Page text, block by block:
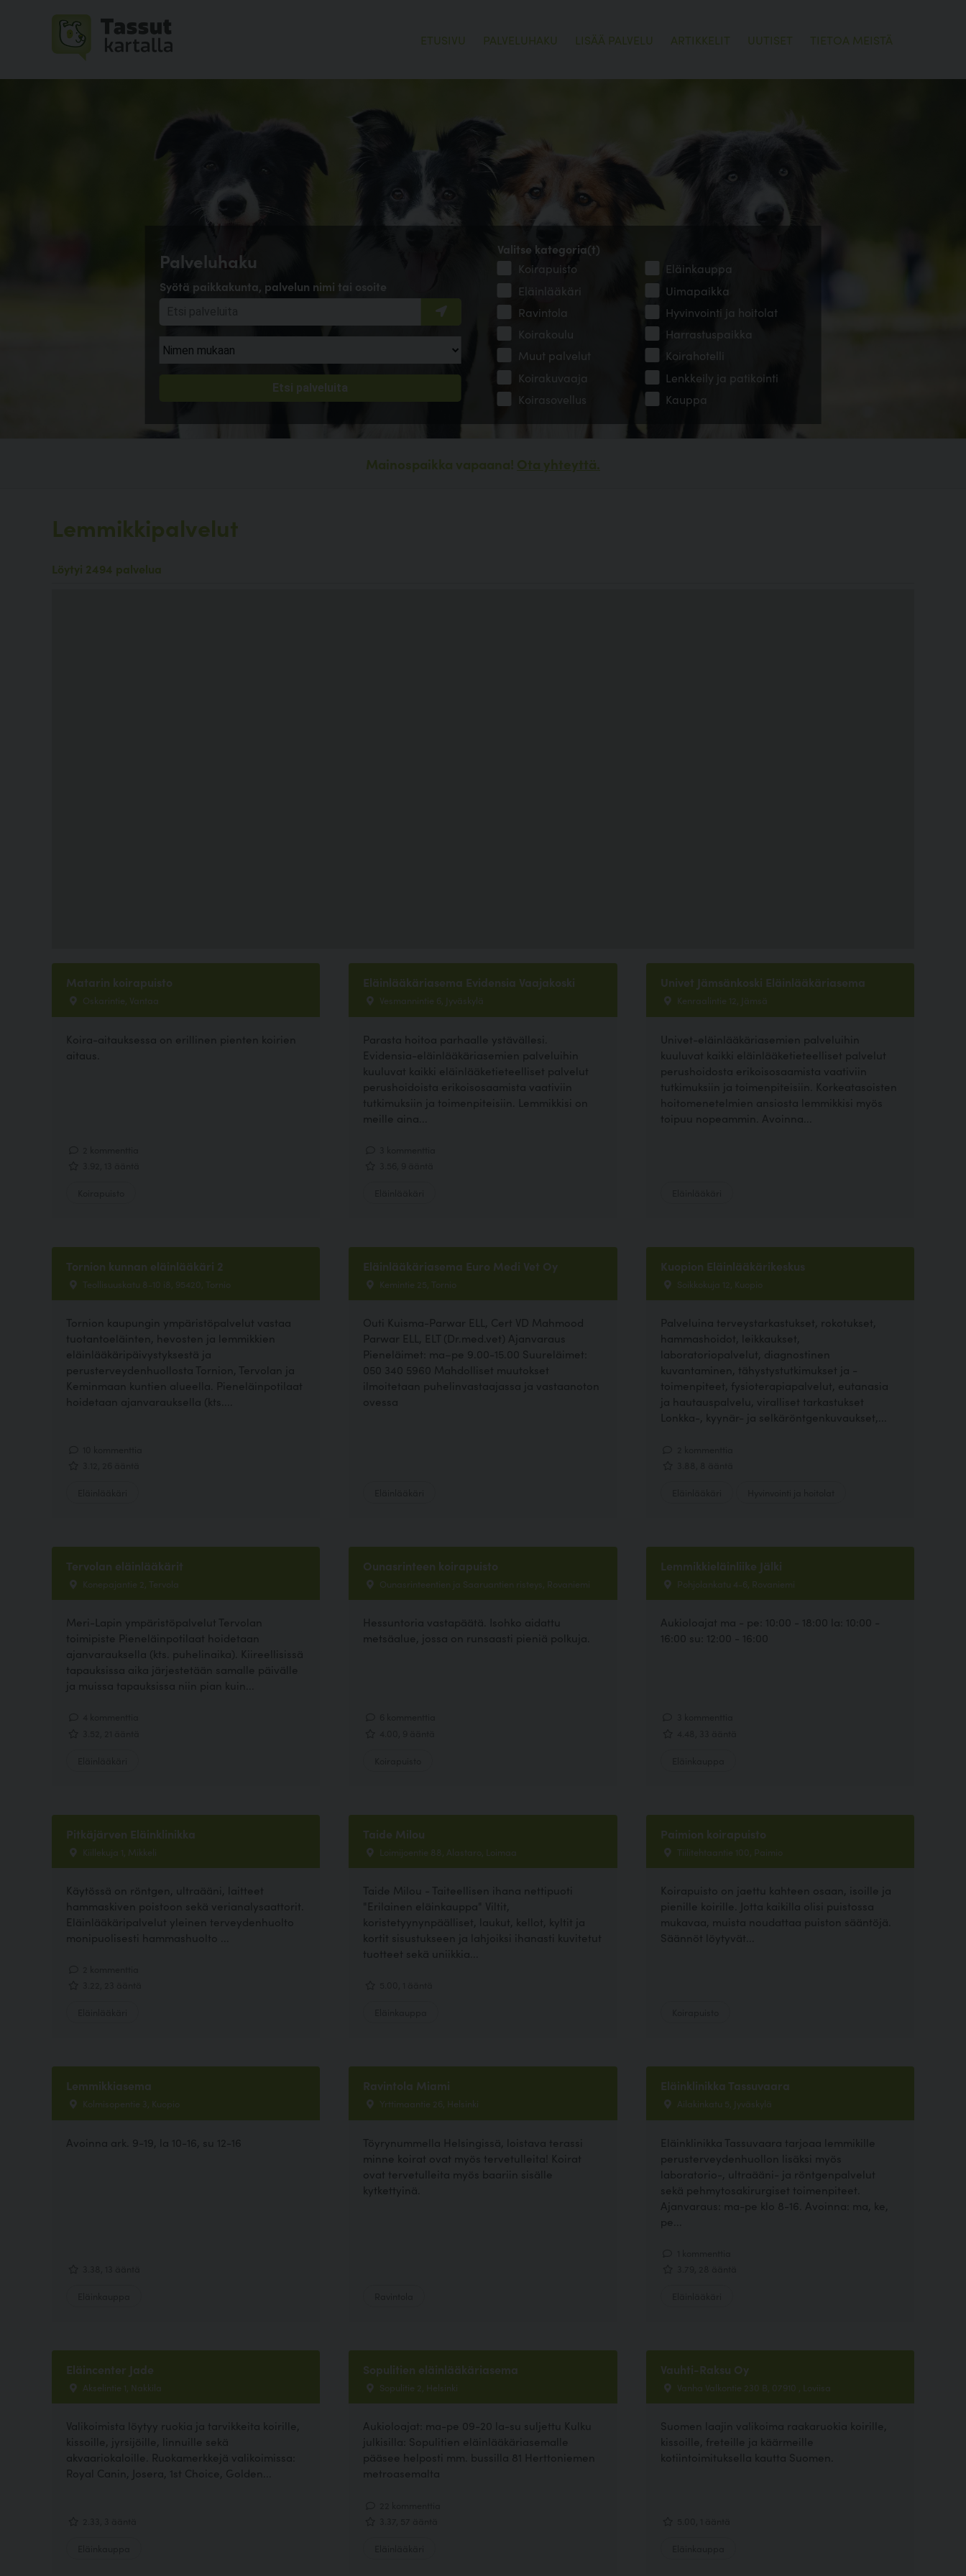
ETUSIVU PALVELUHAKU LISÄÄ PALVELU ARTIKKELIT UUTISET TIETOA MEISTÄ
Palveluhaku
Syötä paikkakunta, palvelun nimi tai osoite
Valitse kategoria(t)
Koirapuisto
Eläinkauppa
Eläinlääkäri
Uimapaikka
Ravintola
Hyvinvointi ja hoitolat
Koirakoulu
Harrastuspaikka
Muut palvelut
Koirahotelli
Koirakuvaaja
Lenkkeily ja patikointi
Koirasovellus
Kauppa
Mainospaikka vapaana! Ota yhteyttä.
Lemmikkipalvelut
Löytyi 2494 palvelua
Matarin koirapuisto
Oskarintie, Vantaa
Koira-aitauksessa on erillinen pienten koirien
aitaus.
Eläinlääkäriasema Evidensia Vaajakoski
Vesmannintie 6, Jyväskylä
Parasta hoitoa parhaalle ystävällesi.
Evidensia-eläinlääkäriasemien palveluihin
kuuluvat kaikki eläinlääketieteelliset palvelut
perushoidoista erikoisosaamista vaativiin
tutkimuksiin ja toimenpiteisiin. Lemmikkisi on
meille aina...
Univet Jämsänkoski Eläinlääkäriasema
Kenraalintie 12, Jämsä
Univet-eläinlääkäriasemien palveluihin
kuuluvat kaikki eläinlääketieteelliset palvelut
perushoidosta erikoisosaamista vaativiin
tutkimuksiin ja toimenpiteisiin. Korkeatasoisten
hoitomenetelmien ansiosta lemmikkisi myös
toipuu nopeammin. Avoinna...
Tornion kunnan eläinlääkäri 2
Teollisuuskatu 8-10 i8, 95420, Tornio
Tornion kaupungin ympäristöpalvelut vastaa
tuotantoeläinten, hevosten ja lemmikkien
eläinlääkäripäivystyksestä ja
perusterveydenhuollosta Tornion, Tervolan ja
Keminmaan kuntien alueella. Pieneläinpotilaat
hoidetaan ajanvarauksella (kts....
Eläinlääkäriasema Euro Medi Vet Oy
Kemintie 25, Tornio
Outi Kuisma-Parwar ELL, Cert VD Mahmood
Parwar ELL, ELT (Dr.med.vet) Ajanvaraus
Pieneläimet: ma–pe 9.00-15.00 Suureläimet:
050 340 5960 Mahdolliset muutokset
ilmoitetaan puhelinvastaajassa ja vastaanoton
ovessa
Kuopion Eläinlääkärikeskus
Soikkokuja 12, Kuopio
Palveluina terveystarkastukset, rokotukset,
hammashoidot, leikkaukset,
laboratoriopalvelut, diagnostinen
kuvantaminen, tähystystutkimukset ja -
toimenpiteet, fysioterapiapalvelut, eutanasia
ja hautauspalvelu, viralliset tarkastukset
Lonkka-, kyynär- ja selkäröntgenkuvaukset,...
Tervolan eläinlääkärit
Konepajantie 2, Tervola
Meri-Lapin ympäristöpalvelut Tervolan
toimipiste Pieneläinpotilaat hoidetaan
ajanvarauksella (kts. puhelinaika). Kiireellisissä
tapauksissa aika järjestetään samalle päivälle
ja muissa tapauksissa niin pian kuin...
Ounasrinteen koirapuisto
Ounasrinteentien ja Saaruantien risteys, Rovaniemi
Hessuntoria vastapäätä. Isohko aidattu
metsäalue, jossa on runsaasti pieniä polkuja.
Lemmikkieläinliike Jälki
Pohjolankatu 4-6, Rovaniemi
Aukioloajat ma - pe: 10:00 - 18:00 la: 10:00 -
16:00 su: 12:00 - 16:00
Pitkäjärven Eläinklinikka
Kiillekuja 1, Mikkeli
Käytössä on röntgen, ultraääni, laitteet
hammaskiven poistoon sekä verianalysaattorit.
Eläinlääkäripalvelut yleinen terveydenhuolto
monipuolisesti hammashuolto ...
Taide Milou
Loimijoentie 88, Alastaro, Loimaa
Taide Milou - Taiteellisen ihana nettipuoti
"Erilainen eläinkauppa" Viltit,
koristetyynynpäälliset, laukut, kellot, kyltit ja
kortit sisustukseen ja lahjoiksi ihanasti kuvitetut
tuotteet sekä uniikkia...
Paimion koirapuisto
Tiilitehtaantie 100, Paimio
Koirapuisto on jaettu kahteen osaan, isoille ja
pienille koirille. Jotta kaikilla olisi puistossa
mukavaa, muista noudattaa puiston sääntöjä.
Säännöt löytyvät...
Lemmikkiasema
Kolmisopentie 3, Kuopio
Avoinna ark. 9-19, la 10-16, su 12-16
Ravintola Miami
Yrttimaantie 26, Helsinki
Töyrynummella Helsingissä, loistava terassi
minne koirat ovat myös tervetulleita! Koirat
ovat tervetulleita myös baariin sisälle
kytkettyinä.
Eläinklinikka Tassuvaara
Ailakinkatu 5, Jyväskylä
Eläinklinikka Tassuvaara tarjoaa lemmikille
perusterveydenhuollon lisäksi myös
laboratorio-, ultraääni- ja röntgenpalvelut
sekä pehmytosakirurgiset toimenpiteet.
Ajanvaraus: ma-pe klo 8-16. Avoinna: ma, ke,
pe...
Eläincenter Jade
Akselintie 1, Nakkila
Valikoimista löytyy ruokia ja tarvikkeita koirille,
kissoille, jyrsijöille, linnuille sekä
akvaariokaloille. Ruokamerkkejä valikoimissa:
Royal Canin, Josera, 1st Choice, Golden...
Sopulitien eläinlääkäriasema
Sopulitie 2, Helsinki
Aukioloajat: ma-pe 09-20 la-su suljettu Kulku
julkisilla: Sopulitien eläinlääkäriasemalle
pääsee helposti mm. bussilla 81 Herttoniemen
metroasemalta
Vauhti-Raksu Oy
Vanha Valkontie 230 B, 07910 , Loviisa
Suomen laajin valikoima raakaruokia koirille,
kissoille, freteille ja käärmeille
kotiintoimituksella kautta Suomen.